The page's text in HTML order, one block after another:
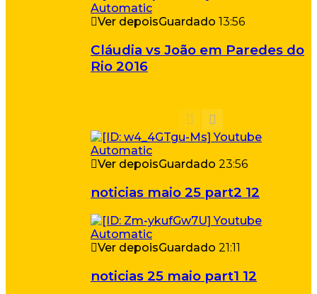
Ver depoisGuardado 13:56
Cláudia vs João em Paredes do
Rio 2016
Ver depoisGuardado 23:56
noticias maio 25 part2 12
Ver depoisGuardado 21:11
noticias 25 maio part1 12